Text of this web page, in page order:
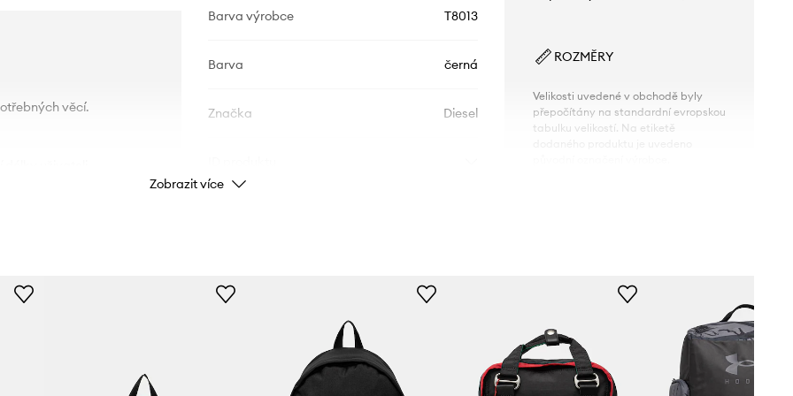
věcí.
Barva výrobce T8013
Barva černá
Značka Diesel
ROZMĚRY
Velikosti uvedené v obchodě byly
přepočítány na standardní evropskou
tabulku velikostí. Na etiketě
Zobrazit více